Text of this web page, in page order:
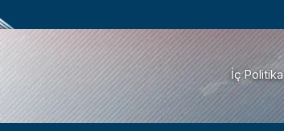
İç Politika